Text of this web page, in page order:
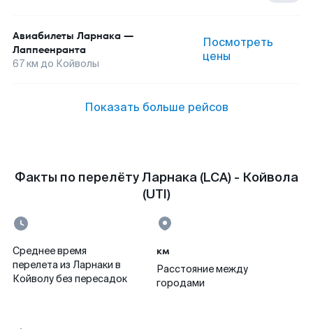
Авиабилеты Ларнака —
Лаппеенранта
67км до Койволы
Посмотреть
цены
Показать больше рейсов
Факты по перелёту Ларнака (LCA) - Койвола
(UTI)
Среднее время
перелета из Ларнаки в
Койволу без пересадок
км
Расстояние между
городами